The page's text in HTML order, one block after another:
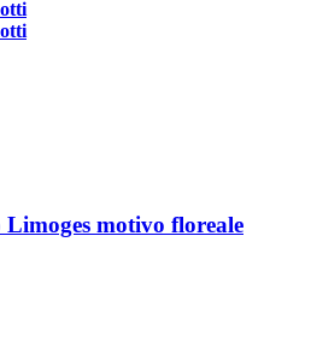
motivo floreale